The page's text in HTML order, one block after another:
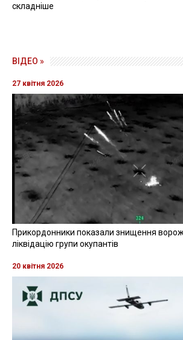
складніше
ВІДЕО »
27 квітня 2026
Прикордонники показали знищення
ліквідацію групи окупантів
20 квітня 2026